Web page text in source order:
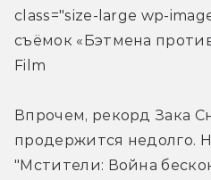
class="size-large wp-
съёмок «Бэтмена
Film
Впрочем, рекорд Зака
продержится недолго.
"Мстители: Война